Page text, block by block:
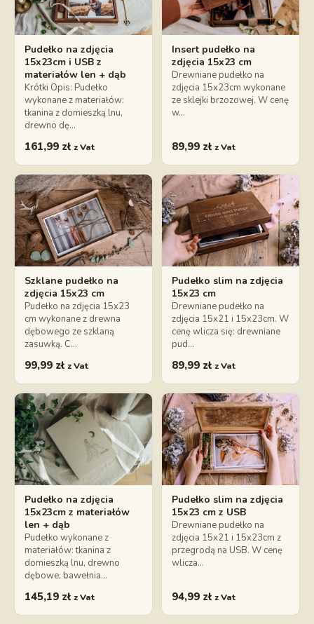
Pudełko na zdjęcia
15x23cm i USB z
materiałów len + dąb
Krótki Opis: Pudełko
wykonane z materiałów:
tkanina z domieszką lnu,
drewno dę…
161,99 zł z Vat
Insert pudełko na
zdjęcia 15x23 cm
Drewniane pudełko na
zdjęcia 15x23cm wykonane
ze sklejki brzozowej. W cenę
w…
89,99 zł z Vat
Szklane pudełko na
zdjęcia 15x23 cm
Pudełko na zdjęcia 15x23
cm wykonane z drewna
dębowego ze szklaną
zasuwką. C…
99,99 zł z Vat
Pudełko slim na zdjęcia
15x23 cm
Drewniane pudełko na
zdjęcia 15x21 i 15x23cm. W
cenę wlicza się: drewniane
pud…
89,99 zł z Vat
Pudełko na zdjęcia
15x23cm z materiałów
len + dąb
Pudełko wykonane z
materiałów: tkanina z
domieszką lnu, drewno
dębowe, bawełnia…
145,19 zł z Vat
Pudełko slim na zdjęcia
15x23 cm z USB
Drewniane pudełko na
zdjęcia 15x21 i 15x23cm z
przegrodą na USB. W cenę
wlicza…
94,99 zł z Vat